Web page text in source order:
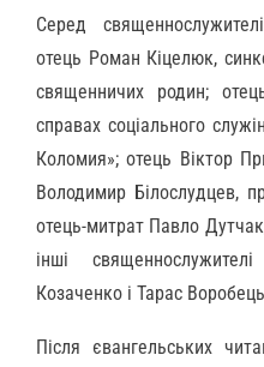
Серед
отець Роман Кіцелюк,
священничих родин;
справах соціального
Коломия»; отець Віктор
Володимир Білослудцев,
отець-митрат Павло
інші
Козаченко і Тарас
Після євангельських